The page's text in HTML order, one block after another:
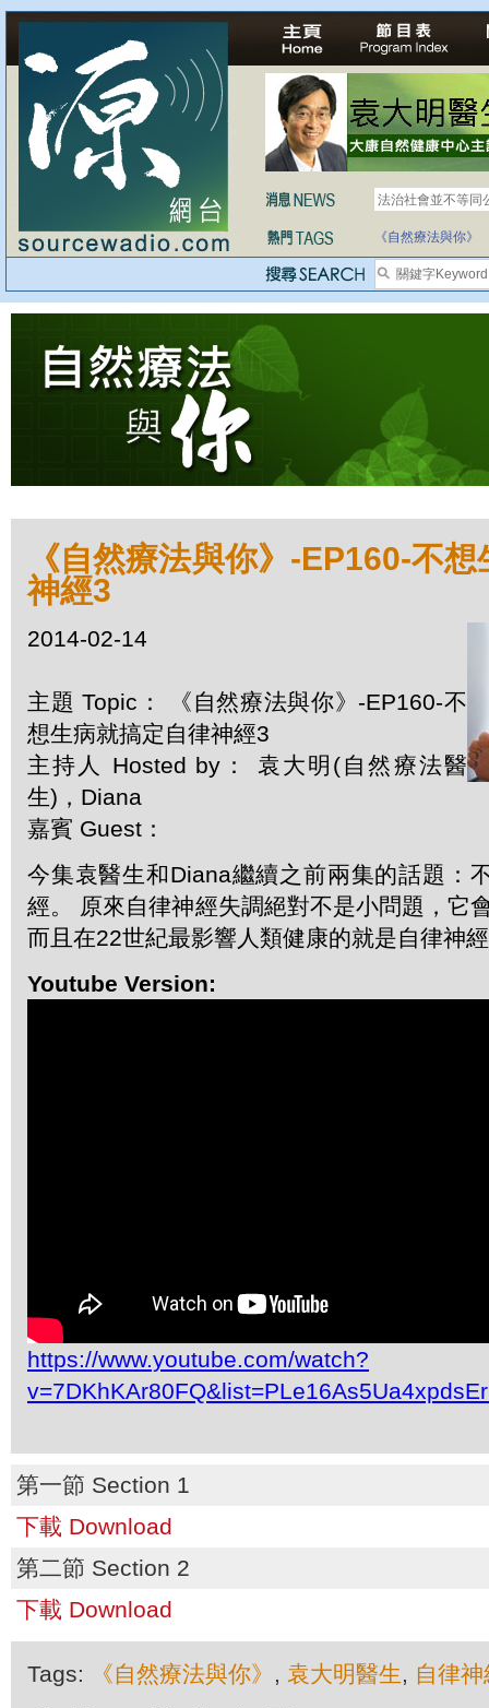
法治社會並不等同
《自然療法與你》
《自然療法與你》-EP160-不
神經3
2014-02-14
主題 Topic： 《自然療法與你》-EP160-不
想生病就搞定自律神經3
主持人 Hosted by： 袁大明(自然療法醫
生)，Diana
嘉賓 Guest：
今集袁醫生和Diana繼續之前兩集的話題：
經。 原來自律神經失調絕對不是小問題，它
而且在22世紀最影響人類健康的就是自律神
Youtube Version:
https://www.youtube.com/watch?
第一節 Section 1
下載 Download
第二節 Section 2
下載 Download
Tags: 《自然療法與你》 , 袁大明醫生, 自律神